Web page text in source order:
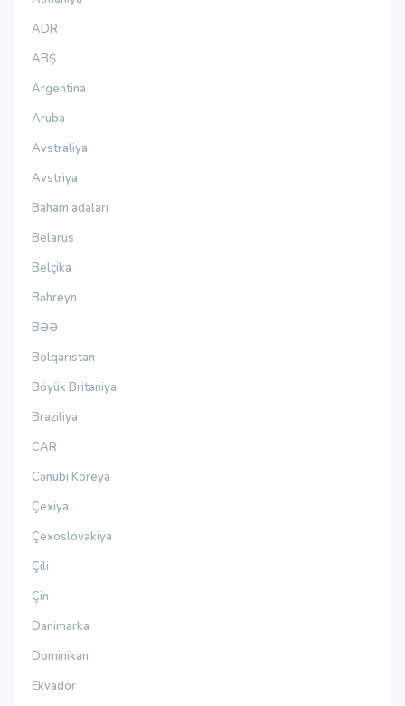
ADR
ABŞ
Argentina
Aruba
Avstraliya
Avstriya
Baham adaları
Belarus
Belçika
Bəhreyn
BƏƏ
Bolqarıstan
Böyük Britaniya
Braziliya
CAR
Cənubi Koreya
Çexiya
Çexoslovakiya
Çili
Çin
Danimarka
Dominikan
Ekvador